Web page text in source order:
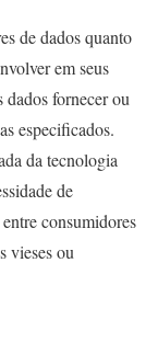
de dados quanto
em seus
dados fornecer ou
especificados.
da tecnologia
de
consumidores
vieses ou